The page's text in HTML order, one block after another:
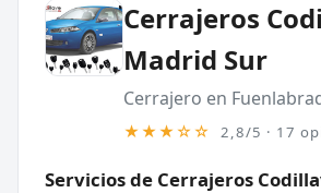
Cerrajeros
Madrid Sur
Cerrajero en
★★★☆☆ 2,8/5 · 17
Servicios de Cerrajeros